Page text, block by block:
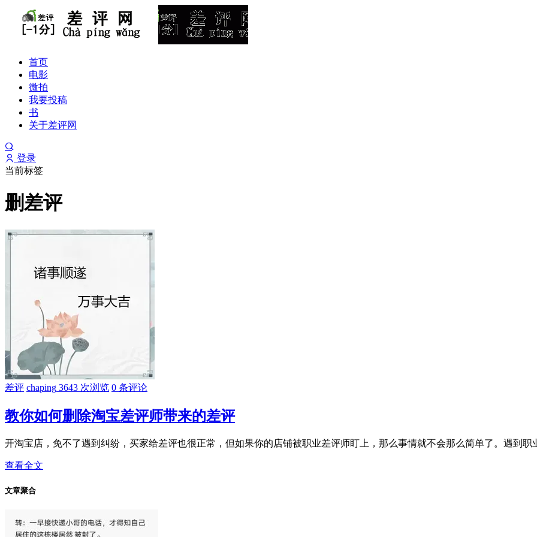
首页
电影
微拍
我要投稿
书
关于差评网
登录
当前标签
删差评
差评 chaping 3643 次浏览 0 条评论
教你如何删除淘宝差评师带来的差评
开淘宝店，免不了遇到纠纷，买家给差评也很正常，但如果你的店铺被职业差评师盯上，那么事情就不会那么简单了。遇到职
查看全文
文章聚合